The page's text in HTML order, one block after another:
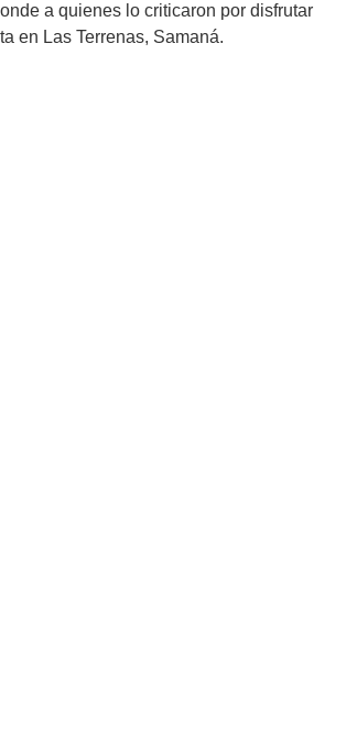
a quienes lo criticaron por disfrutar
en Las Terrenas, Samaná.